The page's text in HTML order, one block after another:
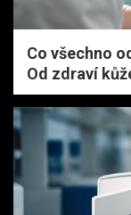
Co všechno
Od zdraví